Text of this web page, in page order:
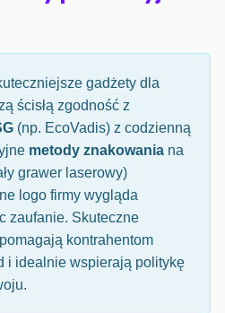
gadżety dla
ścisłą zgodność z
(np. EcoVadis) z codzienną
metody znakowania na
grawer laserowy)
logo firmy wygląda
zaufanie. Skuteczne
pomagają kontrahentom
i idealnie wspierają politykę